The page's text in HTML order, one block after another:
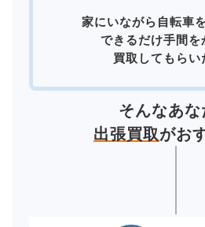
家にいながら自転車
できるだけ手間を
買取してもらい
そんなあな
出張買取がお